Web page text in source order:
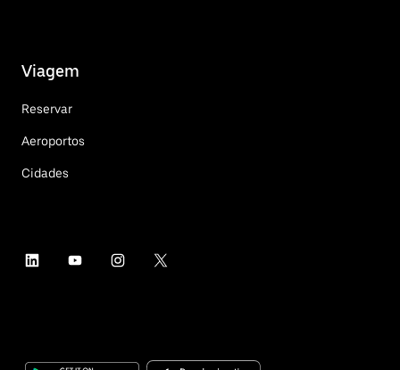
Viagem
Reservar
Aeroportos
Cidades